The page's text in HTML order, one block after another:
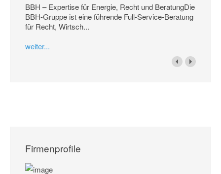
BBH – Expertise für Energie, Recht und BeratungDie
BBH-Gruppe ist eine führende Full-Service-Beratung
für Recht, Wirtsch...
weiter...
Firmenprofile